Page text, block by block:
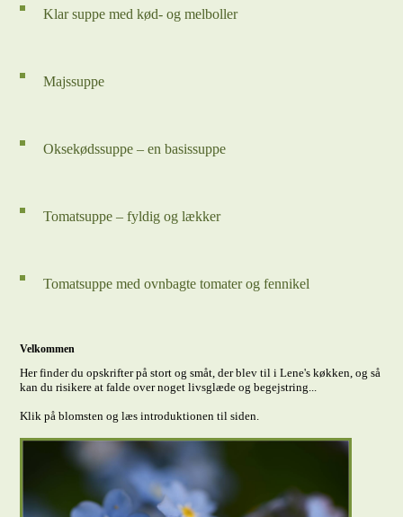
Klar suppe med kød- og melboller
Majssuppe
Oksekødssuppe – en basissuppe
Tomatsuppe – fyldig og lækker
Tomatsuppe med ovnbagte tomater og fennikel
Velkommen
Her finder du opskrifter på stort og småt, der blev til i Lene's køkken, og så
kan du risikere at falde over noget livsglæde og begejstring...
Klik på blomsten og læs introduktionen til siden.